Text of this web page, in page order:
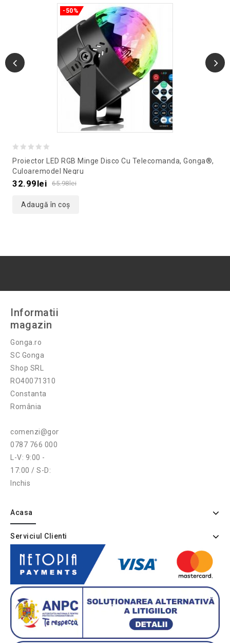
-50%
out
of
Proiector LED RGB Minge Disco Cu Telecomanda, Gonga®,
Culoaremodel Negru
65.98lei
32.99lei
Adaugă în coș
Informatii
magazin
Gonga.ro
SC Gonga
Shop SRL
RO40071310
Constanta
România
comenzi@gonga.ro
0787 766 000
L-V: 9:00 -
17:00 / S-D:
Inchis
Acasa
Serviciul Clienti